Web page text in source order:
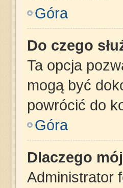
Góra
Do czego
Ta opcja
mogą być
powrócić do
Góra
Dlaczego
Administrator